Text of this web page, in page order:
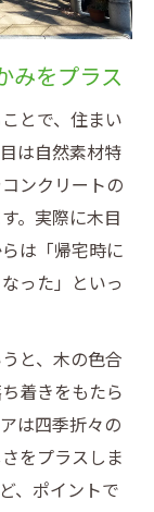
ルな温かみ
と温もり
ド調外観
たらす温か
わる理由
木目効果
みをプラス
とで、住まい
は自然素材特
ンクリートの
。実際に木目
は「帰宅時に
った」といっ
と、木の色合
着きをもたら
は四季折々の
をプラスしま
、ポイントで